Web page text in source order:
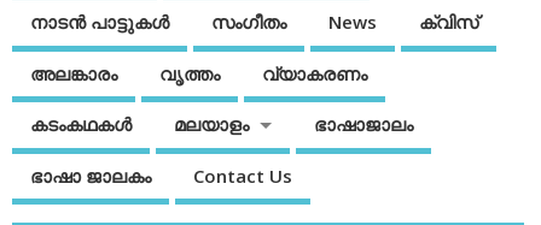
നാടന്‍ പാട്ടുകള്‍ സംഗീതം News ക്വിസ്
അലങ്കാരം വൃത്തം വ്യാകരണം
കടംകഥകള്‍ മലയാളം ഭാഷാജാലം
ഭാഷാ ജാലകം Contact Us